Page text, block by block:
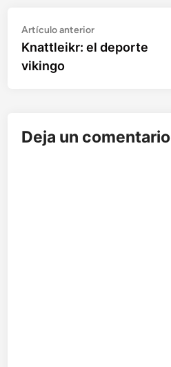
Navegación
de
Artículo anteriorArtículo
anterior:
Knattleikr: el deporte
vikingo
Deja un comentario